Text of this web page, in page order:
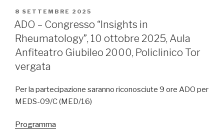
PUBBLICATO
IL
8 SETTEMBRE 2025
ADO – Congresso “Insights in
Rheumatology”, 10 ottobre 2025, Aula
Anfiteatro Giubileo 2000, Policlinico Tor
vergata
Per la partecipazione saranno riconosciute 9 ore ADO per
MEDS-09/C (MED/16)
Programma